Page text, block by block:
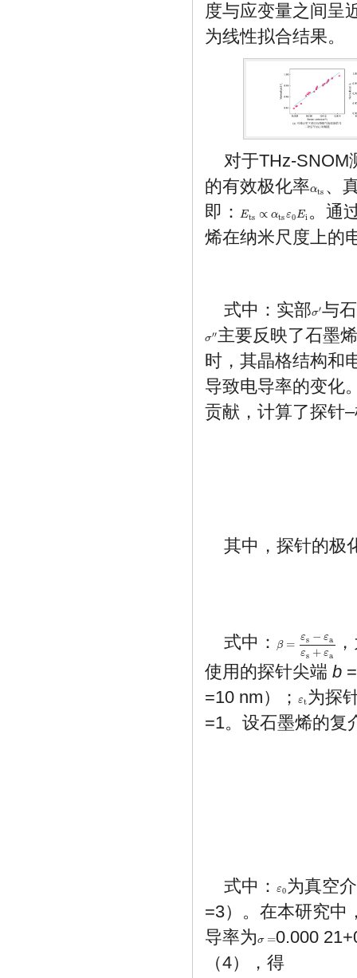
度与应变量之间呈
为线性拟合结果。
对于THz-
的有效极化率αts
αts 、
即：
Ets ∝ αtsε0Ei
Ets∝αtsε0Ei
。通
烯在纳米尺度上的
式中：实部σ′
σ′ 与
σ′′
σ″ 主要反映了石墨
时，其晶格结构和
导致电导率的变化
贡献，计算了探针
其中，探针的极
式中： β =
εs − εa
εs + εa
β=εs −εaεs+εa
使用的探针尖端 b
=10 nm）；
εt
εt 为探
=1。设石墨烯的复
式中： ε0
ε0为真空
=3）。在本研究中
导率为σ =
σ=
0.000
（4），得